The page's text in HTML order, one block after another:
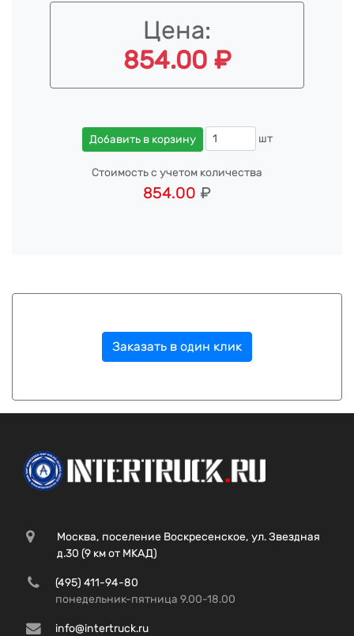
Цена:
854.00 ₽
Добавить в корзину шт
Стоимость с учетом количества
854.00 ₽
Заказать в один клик
Москва, поселение Воскресенское, ул. Звездная
д.30 (9 км от МКАД)
(495) 411-94-80
понедельник-пятница 9.00-18.00
info@intertruck.ru